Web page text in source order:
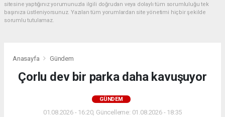
sitesine yaptığınız yorumunuzla ilgili doğrudan veya dolaylı tüm sorumluluğu tek
başınıza üstleniyorsunuz. Yazılan tüm yorumlardan site yönetimi hiçbir şekilde
sorumlu tutulamaz.
Anasayfa Gündem
Çorlu dev bir parka daha kavuşuyor
GÜNDEM
01.08.2026 - 16:20, Güncelleme: 01.08.2026 - 18:35